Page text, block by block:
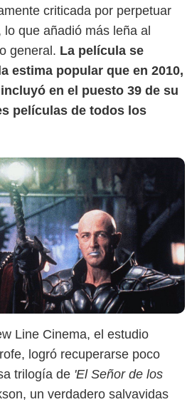
criticada por perpetuar
que añadió más leña al
general. La película se
estima popular que en 2010,
en el puesto 39 de su
películas de todos los
Line Cinema
Line Cinema, el estudio
logró recuperarse poco
trilogía de 'El Señor de los
un verdadero salvavidas
Max